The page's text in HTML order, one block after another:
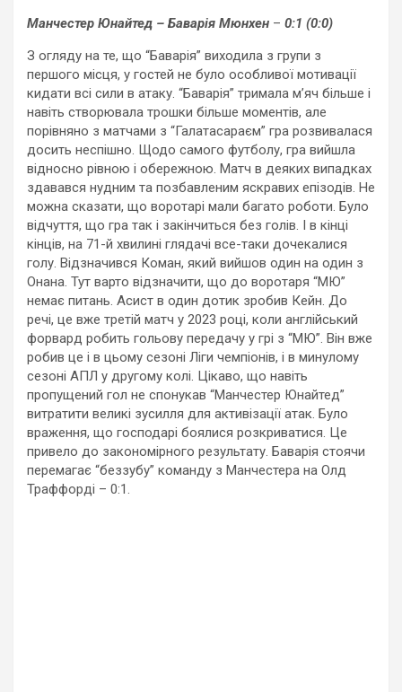
Манчестер Юнайтед – Баварія Мюнхен – 0:1 (0:0)
З огляду на те, що “Баварія” виходила з групи з
першого місця, у гостей не було особливої мотивації
кидати всі сили в атаку. “Баварія” тримала м’яч більше і
навіть створювала трошки більше моментів, але
порівняно з матчами з “Галатасараєм” гра розвивалася
досить неспішно. Щодо самого футболу, гра вийшла
відносно рівною і обережною. Матч в деяких випадках
здавався нудним та позбавленим яскравих епізодів. Не
можна сказати, що воротарі мали багато роботи. Було
відчуття, що гра так і закінчиться без голів. І в кінці
кінців, на 71-й хвилині глядачі все-таки дочекалися
голу. Відзначився Коман, який вийшов один на один з
Онана. Тут варто відзначити, що до воротаря “МЮ”
немає питань. Асист в один дотик зробив Кейн. До
речі, це вже третій матч у 2023 році, коли англійський
форвард робить гольову передачу у грі з “МЮ”. Він вже
робив це і в цьому сезоні Ліги чемпіонів, і в минулому
сезоні АПЛ у другому колі. Цікаво, що навіть
пропущений гол не спонукав “Манчестер Юнайтед”
витратити великі зусилля для активізації атак. Було
враження, що господарі боялися розкриватися. Це
привело до закономірного результату. Баварія стоячи
перемагає “беззубу” команду з Манчестера на Олд
Траффорді – 0:1.